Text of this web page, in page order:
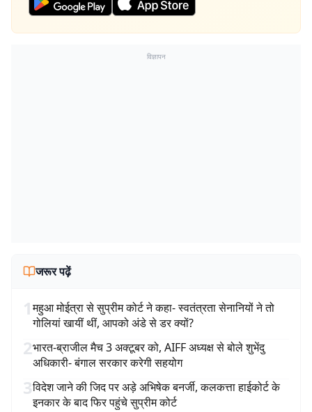
विज्ञापन
जरूर पढ़ें
1महुआ मोईत्रा से सुप्रीम कोर्ट ने कहा- स्वतंत्रता सेनानियों ने तो
गोलियां खायीं थीं, आपको अंडे से डर क्यों?
2भारत-ब्राजील मैच 3 अक्टूबर को, AIFF अध्यक्ष से बोले शुभेंदु
अधिकारी- बंगाल सरकार करेगी सहयोग
3विदेश जाने की जिद पर अड़े अभिषेक बनर्जी, कलकत्ता हाईकोर्ट के
इनकार के बाद फिर पहुंचे सुप्रीम कोर्ट